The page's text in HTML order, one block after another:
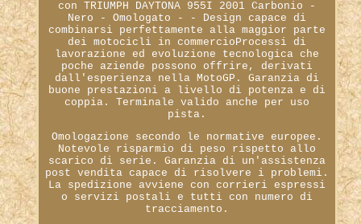
con TRIUMPH DAYTONA 955I 2001 Carbonio -
Nero - Omologato - - Design capace di
combinarsi perfettamente alla maggior parte
dei motocicli in commercioProcessi di
lavorazione ed evoluzione tecnologica che
poche aziende possono offrire, derivati
dall'esperienza nella MotoGP. Garanzia di
buone prestazioni a livello di potenza e di
coppia. Terminale valido anche per uso
pista.
Omologazione secondo le normative europee.
Notevole risparmio di peso rispetto allo
scarico di serie. Garanzia di un'assistenza
post vendita capace di risolvere i problemi.
La spedizione avviene con corrieri espressi
o servizi postali e tutti con numero di
tracciamento.